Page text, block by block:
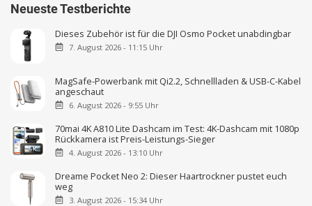
Neueste Testberichte
Dieses Zubehör ist für die DJI Osmo Pocket unabdingbar
7. August 2026 - 11:15 Uhr
MagSafe-Powerbank mit Qi2.2, Schnellladen & USB-C-Kabel
angeschaut
6. August 2026 - 9:55 Uhr
70mai 4K A810 Lite Dashcam im Test: 4K-Dashcam mit 1080p
Rückkamera ist Preis-Leistungs-Sieger
4. August 2026 - 13:10 Uhr
Dreame Pocket Neo 2: Dieser Haartrockner pustet euch
weg
3. August 2026 - 15:34 Uhr